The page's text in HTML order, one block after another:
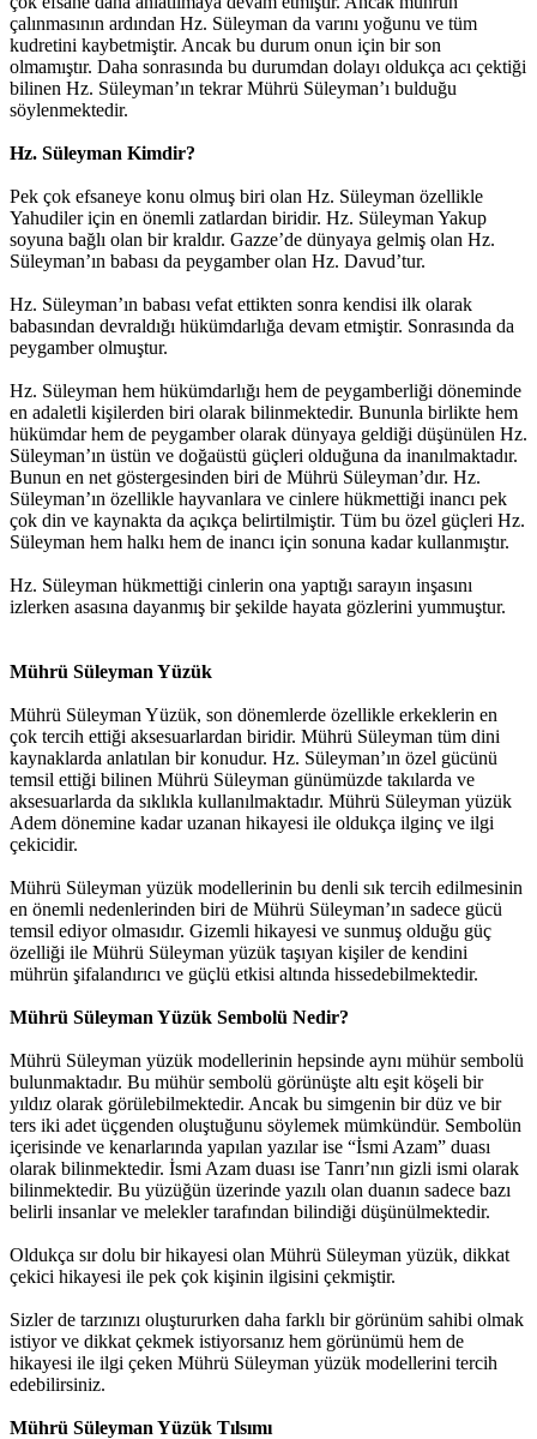
çalınmasının ardından Hz. Süleyman da varını yoğunu ve tüm
kudretini kaybetmiştir. Ancak bu durum onun için bir son
olmamıştır. Daha sonrasında bu durumdan dolayı oldukça acı çektiği
bilinen Hz. Süleyman’ın tekrar Mührü Süleyman’ı bulduğu
söylenmektedir.
Hz. Süleyman Kimdir?
Pek çok efsaneye konu olmuş biri olan Hz. Süleyman özellikle
Yahudiler için en önemli zatlardan biridir. Hz. Süleyman Yakup
soyuna bağlı olan bir kraldır. Gazze’de dünyaya gelmiş olan Hz.
Süleyman’ın babası da peygamber olan Hz. Davud’tur.
Hz. Süleyman’ın babası vefat ettikten sonra kendisi ilk olarak
babasından devraldığı hükümdarlığa devam etmiştir. Sonrasında da
peygamber olmuştur.
Hz. Süleyman hem hükümdarlığı hem de peygamberliği döneminde
en adaletli kişilerden biri olarak bilinmektedir. Bununla birlikte hem
hükümdar hem de peygamber olarak dünyaya geldiği düşünülen Hz.
Süleyman’ın üstün ve doğaüstü güçleri olduğuna da inanılmaktadır.
Bunun en net göstergesinden biri de Mührü Süleyman’dır. Hz.
Süleyman’ın özellikle hayvanlara ve cinlere hükmettiği inancı pek
çok din ve kaynakta da açıkça belirtilmiştir. Tüm bu özel güçleri Hz.
Süleyman hem halkı hem de inancı için sonuna kadar kullanmıştır.
Hz. Süleyman hükmettiği cinlerin ona yaptığı sarayın inşasını
izlerken asasına dayanmış bir şekilde hayata gözlerini yummuştur.
Mührü Süleyman Yüzük
Mührü Süleyman Yüzük, son dönemlerde özellikle erkeklerin en
çok tercih ettiği aksesuarlardan biridir. Mührü Süleyman tüm dini
kaynaklarda anlatılan bir konudur. Hz. Süleyman’ın özel gücünü
temsil ettiği bilinen Mührü Süleyman günümüzde takılarda ve
aksesuarlarda da sıklıkla kullanılmaktadır. Mührü Süleyman yüzük
Adem dönemine kadar uzanan hikayesi ile oldukça ilginç ve ilgi
çekicidir.
Mührü Süleyman yüzük modellerinin bu denli sık tercih edilmesinin
en önemli nedenlerinden biri de Mührü Süleyman’ın sadece gücü
temsil ediyor olmasıdır. Gizemli hikayesi ve sunmuş olduğu güç
özelliği ile Mührü Süleyman yüzük taşıyan kişiler de kendini
mührün şifalandırıcı ve güçlü etkisi altında hissedebilmektedir.
Mührü Süleyman Yüzük Sembolü Nedir?
Mührü Süleyman yüzük modellerinin hepsinde aynı mühür sembolü
bulunmaktadır. Bu mühür sembolü görünüşte altı eşit köşeli bir
yıldız olarak görülebilmektedir. Ancak bu simgenin bir düz ve bir
ters iki adet üçgenden oluştuğunu söylemek mümkündür. Sembolün
içerisinde ve kenarlarında yapılan yazılar ise “İsmi Azam” duası
olarak bilinmektedir. İsmi Azam duası ise Tanrı’nın gizli ismi olarak
bilinmektedir. Bu yüzüğün üzerinde yazılı olan duanın sadece bazı
belirli insanlar ve melekler tarafından bilindiği düşünülmektedir.
Oldukça sır dolu bir hikayesi olan Mührü Süleyman yüzük, dikkat
çekici hikayesi ile pek çok kişinin ilgisini çekmiştir.
Sizler de tarzınızı oluştururken daha farklı bir görünüm sahibi olmak
istiyor ve dikkat çekmek istiyorsanız hem görünümü hem de
hikayesi ile ilgi çeken Mührü Süleyman yüzük modellerini tercih
edebilirsiniz.
Mührü Süleyman Yüzük Tılsımı